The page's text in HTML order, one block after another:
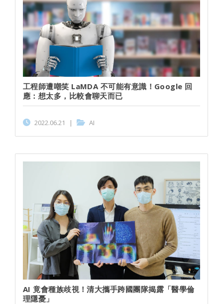
工程師遭嘲笑 LaMDA 不可能有意識！Google 回
應：想太多，比較會聊天而已
2022.06.21 | AI
AI 竟會種族歧視！清大攜手跨國團隊揭露「醫學倫
理隱憂」